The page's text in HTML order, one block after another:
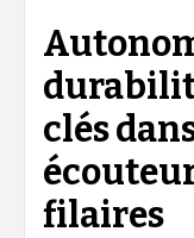
clés
filaires